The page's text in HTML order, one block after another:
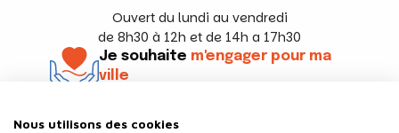
Ouvert du lundi au vendredi
de 8h30 à 12h et de 14h a 17h30
Je souhaite m'engager pour ma
ville
Nous utilisons des cookies